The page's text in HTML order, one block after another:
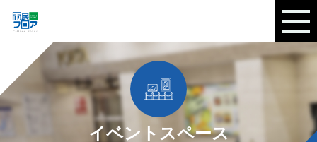
イベントスペース